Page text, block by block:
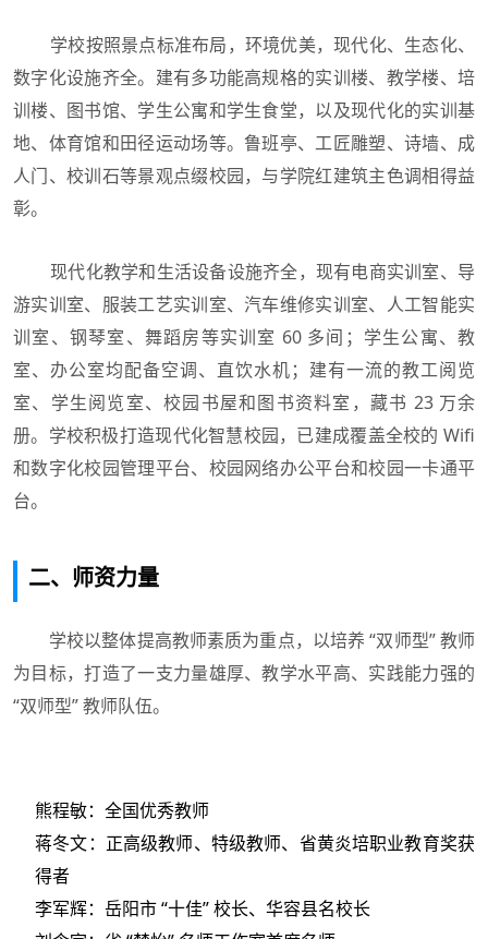
学校按照景点标准布局，环境优美，现代化、生态化、
数字化设施齐全。建有多功能高规格的实训楼、教学楼、培
训楼、图书馆、学生公寓和学生食堂，以及现代化的实训基
地、体育馆和田径运动场等。鲁班亭、工匠雕塑、诗墙、成
人门、校训石等景观点缀校园，与学院红建筑主色调相得益
彰。
现代化教学和生活设备设施齐全，现有电商实训室、导
游实训室、服装工艺实训室、汽车维修实训室、人工智能实
训室、钢琴室、舞蹈房等实训室 60 多间；学生公寓、教
室、办公室均配备空调、直饮水机；建有一流的教工阅览
室、学生阅览室、校园书屋和图书资料室，藏书 23 万余
册。学校积极打造现代化智慧校园，已建成覆盖全校的 Wifi
和数字化校园管理平台、校园网络办公平台和校园一卡通平
台。
二、师资力量
学校以整体提高教师素质为重点，以培养 “双师型” 教师
为目标，打造了一支力量雄厚、教学水平高、实践能力强的
“双师型” 教师队伍。
熊程敏：全国优秀教师
蒋冬文：正高级教师、特级教师、省黄炎培职业教育奖获
得者
李军辉：岳阳市 “十佳” 校长、华容县名校长